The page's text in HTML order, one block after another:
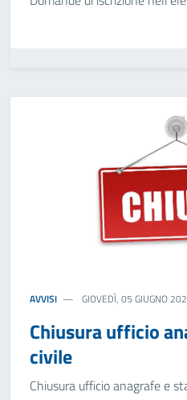
AVVISI GIOVEDÌ, 05 GIUGNO
Chiusura ufficio
civile
Chiusura ufficio anagrafe e